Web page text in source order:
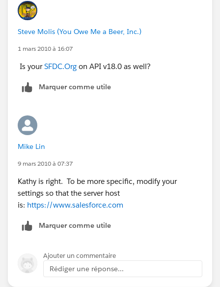
Steve Molis (You Owe Me a Beer, Inc.)
1 mars 2010 à 16:07
Is yourSFDC.Org on API v18.0 as well?
Marquer comme utile
Mike Lin
9 mars 2010 à 07:37
Kathy is right. To be more specific, modify your
settings so that the server host
is: https://www.salesforce.com
Marquer comme utile
Ajouter un commentaire
Rédiger une réponse...